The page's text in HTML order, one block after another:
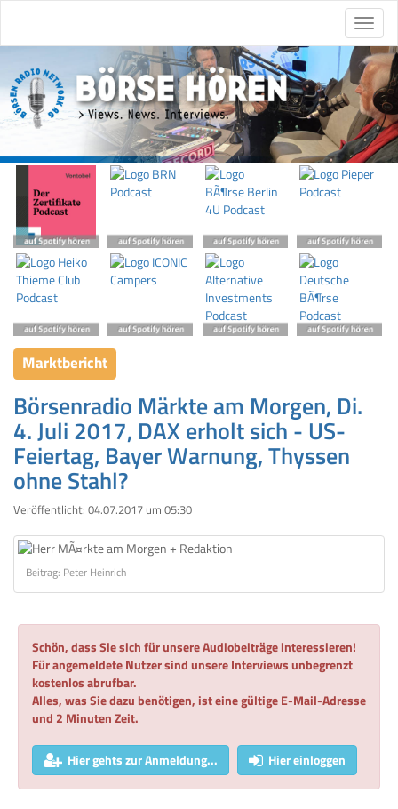
Marktbericht
Börsenradio Märkte am Morgen, Di.
4. Juli 2017, DAX erholt sich - US-
Feiertag, Bayer Warnung, Thyssen
ohne Stahl?
Veröffentlicht: 04.07.2017 um 05:30
Beitrag: Peter Heinrich
Schön, dass Sie sich für unsere Audiobeiträge interessieren!
Für angemeldete Nutzer sind unsere Interviews unbegrenzt
kostenlos abrufbar.
Alles, was Sie dazu benötigen, ist eine gültige E-Mail-Adresse
und 2 Minuten Zeit.
Hier gehts zur Anmeldung... Hier einloggen